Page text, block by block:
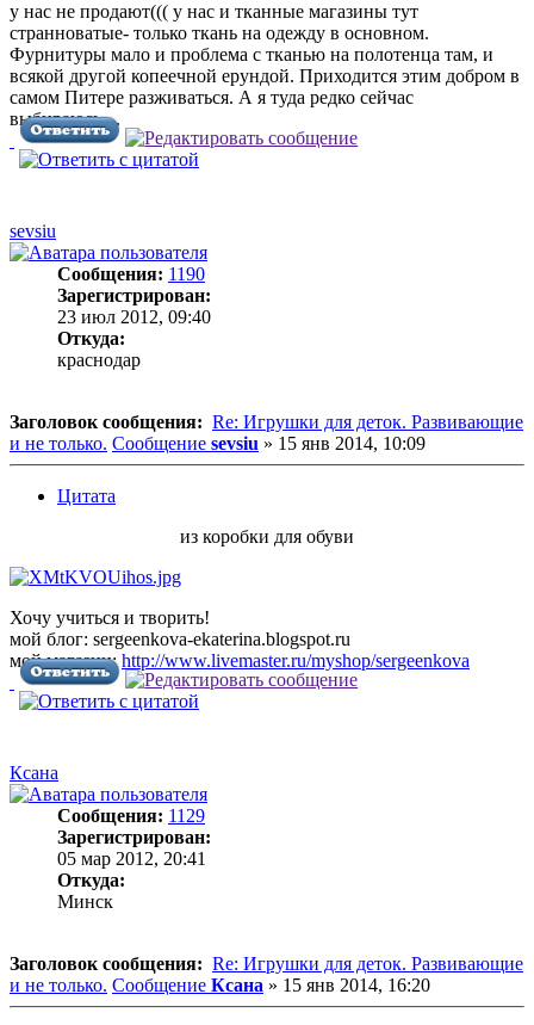
у нас не продают((( у нас и тканные магазины тут
странноватые- только ткань на одежду в основном.
Фурнитуры мало и проблема с тканью на полотенца там, и
всякой другой копеечной ерундой. Приходится этим добром в
самом Питере разживаться. А я туда редко сейчас
выбираюсь....
sevsiu
Сообщения: 1190
Зарегистрирован:
23 июл 2012, 09:40
Откуда:
краснодар
Заголовок сообщения: Re: Игрушки для деток. Развивающие
и не только. Сообщение sevsiu » 15 янв 2014, 10:09
Цитата
из коробки для обуви
Хочу учиться и творить!
мой блог: sergeenkova-ekaterina.blogspot.ru
мой магазин:http://www.livemaster.ru/myshop/sergeenkova
Ксана
Сообщения: 1129
Зарегистрирован:
05 мар 2012, 20:41
Откуда:
Минск
Заголовок сообщения: Re: Игрушки для деток. Развивающие
и не только. Сообщение Ксана » 15 янв 2014, 16:20